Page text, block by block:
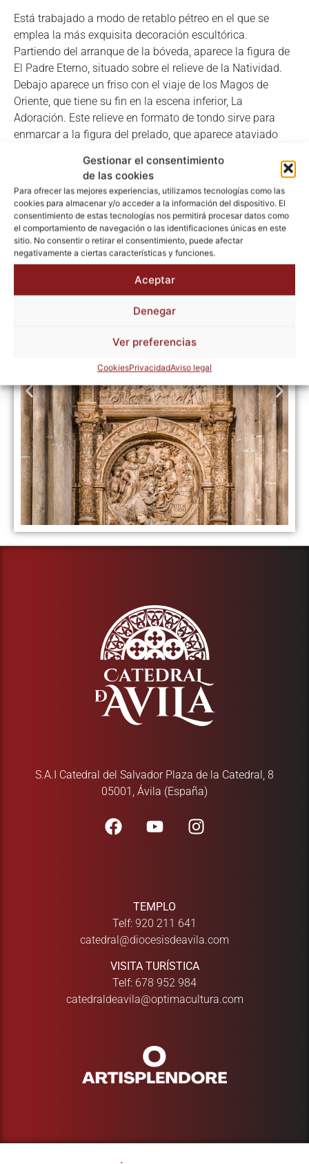
Gestionar el consentimiento
de las cookies
Para ofrecer las mejores experiencias, utilizamos tecnologías como las
cookies para almacenar y/o acceder a la información del dispositivo. El
consentimiento de estas tecnologías nos permitirá procesar datos como
el comportamiento de navegación o las identificaciones únicas en este
sitio. No consentir o retirar el consentimiento, puede afectar
negativamente a ciertas características y funciones.
Aceptar
Denegar
Ver preferencias
CookiesPrivacidadAviso legal
Está trabajado a modo de retablo pétreo en el que se
emplea la más exquisita decoración escultórica.
Partiendo del arranque de la bóveda, aparece la figura de
El Padre Eterno, situado sobre el relieve de la Natividad.
Debajo aparece un friso con el viaje de los Magos de
Oriente, que tiene su fin en la escena inferior, La
Adoración. Este relieve en formato de tondo sirve para
enmarcar a la figura del prelado, que aparece ataviado
estudio con los ojos entrecerrados por los problemas de
visión que tuvo al final de sus días. Está rodeado por la
personificación de las Siete Virtudes, que se sitúan en
hornacinas aveneradas sobre el sepulcro.
S.A.I Catedral del Salvador Plaza de la Catedral, 8
05001, Ávila (España)
TEMPLO
Telf: 920 211 641
catedral@diocesisdeavila.com
VISITA TURÍSTICA
Telf: 678 952 984
catedraldeavila@optimacultura.com